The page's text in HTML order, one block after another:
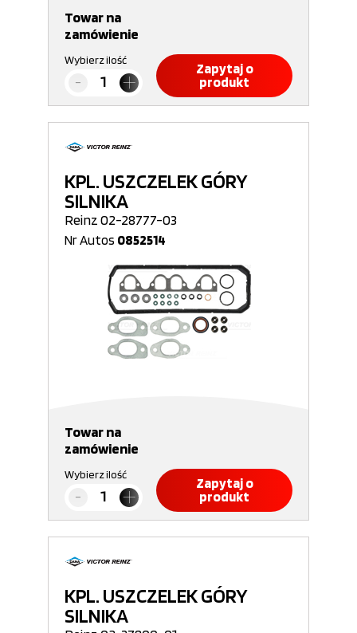
Towar na
zamówienie
Wybierz ilość
Zapytaj o
produkt
KPL. USZCZELEK GÓRY
SILNIKA
Reinz 02-28777-03
Nr Autos 0852514
Towar na
zamówienie
Wybierz ilość
Zapytaj o
produkt
KPL. USZCZELEK GÓRY
SILNIKA